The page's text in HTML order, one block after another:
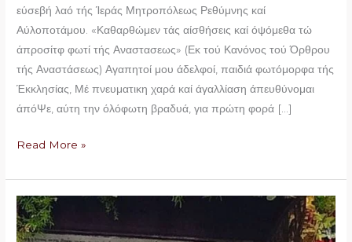
εύσεβή λαό τής Ίεράς Μητροπόλεως Ρεθύμνης καί
Αύλοποτάμου. «Καθαρθώμεν τάς αίσθήσεις καί όψόμεθα τώ
άπροσίτφ φωτί τής Αναστασεως» (Εκ τού Κανόνος τού Όρθρου
τής Αναστάσεως) Αγαπητοί μου άδελφοί, παιδιά φωτόμορφα τής
Έκκλησίας, Μέ πνευματικη χαρά καί άγαλλίαση άπευθύνομαι
άπόΨε, αύτη την όλόφωτη βραδυά, για πρώτη φορά […]
Read More »
Ἐπίσκεψη
Σεβ.